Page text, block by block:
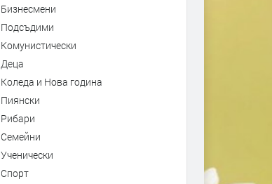
Бизнесмени
Подсъдими
Комунистически
Деца
Коледа и Нова година
Пиянски
Рибари
Семейни
Ученически
Спорт